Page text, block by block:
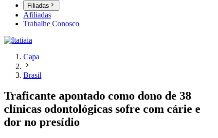
Filiadas
Afiliadas
Trabalhe Conosco
Capa
Brasil
Traficante apontado como dono de 38
clínicas odontológicas sofre com cárie e
dor no presídio